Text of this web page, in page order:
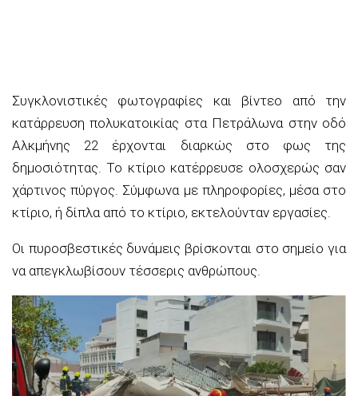
Συγκλονιστικές φωτογραφίες και βίντεο από την
κατάρρευση πολυκατοικίας στα Πετράλωνα στην οδό
Αλκμήνης 22 έρχονται διαρκώς στο φως της
δημοσιότητας. Το κτίριο κατέρρευσε ολοσχερώς σαν
χάρτινος πύργος. Σύμφωνα με πληροφορίες, μέσα στο
κτίριο, ή δίπλα από το κτίριο, εκτελούνταν εργασίες.
Οι πυροσβεστικές δυνάμεις βρίσκονται στο σημείο για
να απεγκλωβίσουν τέσσερις ανθρώπους.